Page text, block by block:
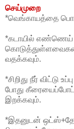
செய்முறை
*வெங்காயத்தை
*கடாயில் எண்ணெய்
வதக்கவும்.
*சிறிது நீர் விட்டு
போது கீரையைப்போட்டு
இறக்கவும்.
*இதனுடன்